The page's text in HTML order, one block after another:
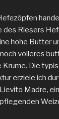
des Riesers
hohe Butter
volleres
Die
erziele ich
Madre,